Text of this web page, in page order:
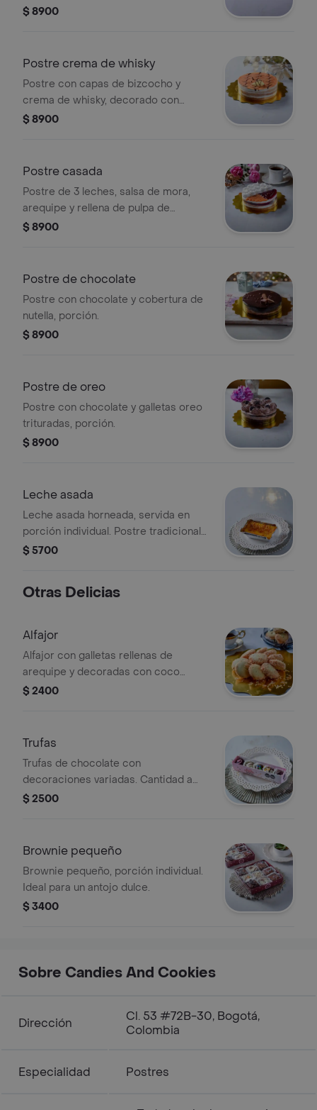
$ 8900
Postre crema de whisky
Postre con capas de bizcocho y
crema de whisky, decorado con
chocolate.
$ 8900
Postre casada
Postre de 3 leches, salsa de mora,
arequipe y rellena de pulpa de
guanábana natural, porción.
$ 8900
Postre de chocolate
Postre con chocolate y cobertura de
nutella, porción.
$ 8900
Postre de oreo
Postre con chocolate y galletas oreo
trituradas, porción.
$ 8900
Leche asada
Leche asada horneada, servida en
porción individual. Postre tradicional
con textura suave y capa
$ 5700
Otras Delicias
Alfajor
Alfajor con galletas rellenas de
arequipe y decoradas con coco
rallado. Cantidad a elegir.
$ 2400
Trufas
Trufas de chocolate con
decoraciones variadas. Cantidad a
elegir. Peso neto: 90 g.
$ 2500
Brownie pequeño
Brownie pequeño, porción individual.
Ideal para un antojo dulce.
$ 3400
Sobre Candies And Cookies
Dirección
Cl. 53 #72B-30, Bogotá,
Colombia
Especialidad Postres